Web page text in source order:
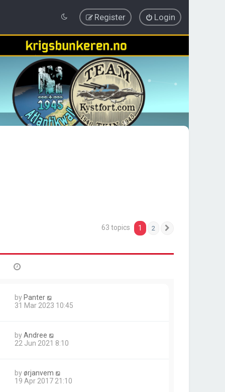
Login
Register
63 topics 1 2
by Panter
31 Mar 2023 10:45
byAndree
22 Jun 2021 8:10
byørjanvem
19 Apr 2017 21:10